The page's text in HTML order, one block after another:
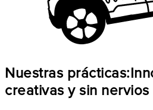
Nuestras prácticas:
creativas y sin nervios